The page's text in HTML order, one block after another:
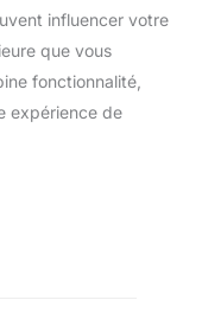
influencer votre
que vous
fonctionnalité,
expérience de